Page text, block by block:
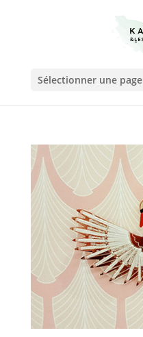
Sélectionner une page